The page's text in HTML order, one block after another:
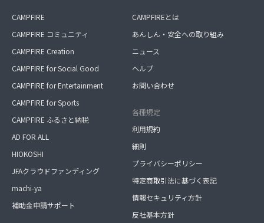
CAMPFIRE
CAMPFIRE コミュニティ
CAMPFIRE Creation
CAMPFIRE for Social Good
CAMPFIRE for Entertainment
CAMPFIRE for Sports
CAMPFIRE ふるさと納税
AD FOR ALL
HIOKOSHI
JFAクラウドファンディング
machi-ya
補助金申請サポート
CAMPFIREとは
あんしん・安全への取り組み
ニュース
ヘルプ
お問い合わせ
各種規定
利用規約
細則
プライバシーポリシー
特定商取引法に基づく表記
情報セキュリティ方針
反社基本方針